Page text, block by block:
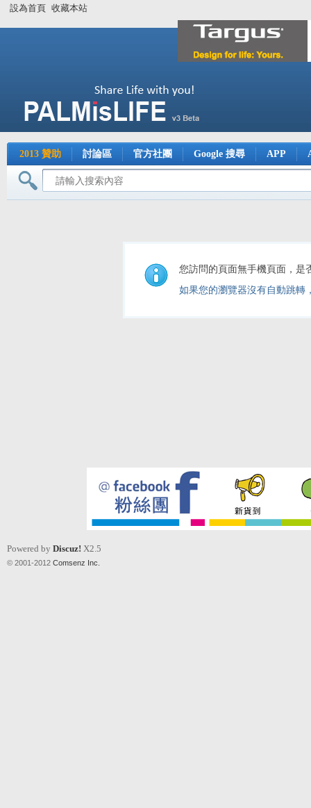
設為首頁 收藏本站
2013 贊助 討論區 官方社團 Google 搜尋 APP
您訪問的頁面無手機頁面，是
如果您的瀏覽器沒有自動跳轉
Powered by Discuz! X2.5
© 2001-2012 Comsenz Inc.